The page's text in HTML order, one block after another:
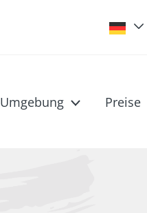
Umgebung Preise